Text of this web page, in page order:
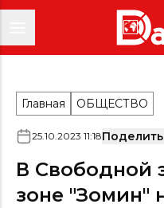
Главная ОБЩЕСТВО
25.10.2023 11:18
В Свободной
зоне "Зомин"